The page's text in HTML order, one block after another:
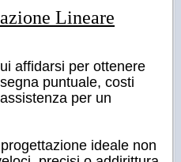
Lineare
affidarsi per ottenere
puntuale, costi
per un
ideale non